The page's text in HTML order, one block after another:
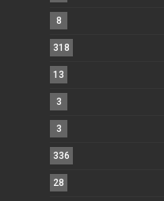
8
318
13
3
3
336
28